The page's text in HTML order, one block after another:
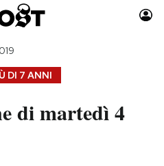
Auto
Moda
DI 7 ANNI
di martedì 4